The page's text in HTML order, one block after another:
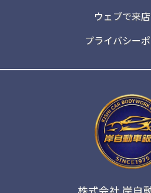
ウェブで来
プライバシー